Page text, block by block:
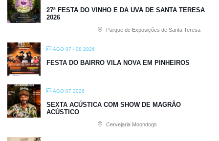
27ª FESTA DO VINHO E DA UVA DE SANTA TERESA
2026
Parque de Exposições de Santa Teresa
AGO 07 - 08 2026
FESTA DO BAIRRO VILA NOVA EM PINHEIROS
AGO 07 2026
SEXTA ACÚSTICA COM SHOW DE MAGRÃO
ACÚSTICO
Cervejaria Moondogs